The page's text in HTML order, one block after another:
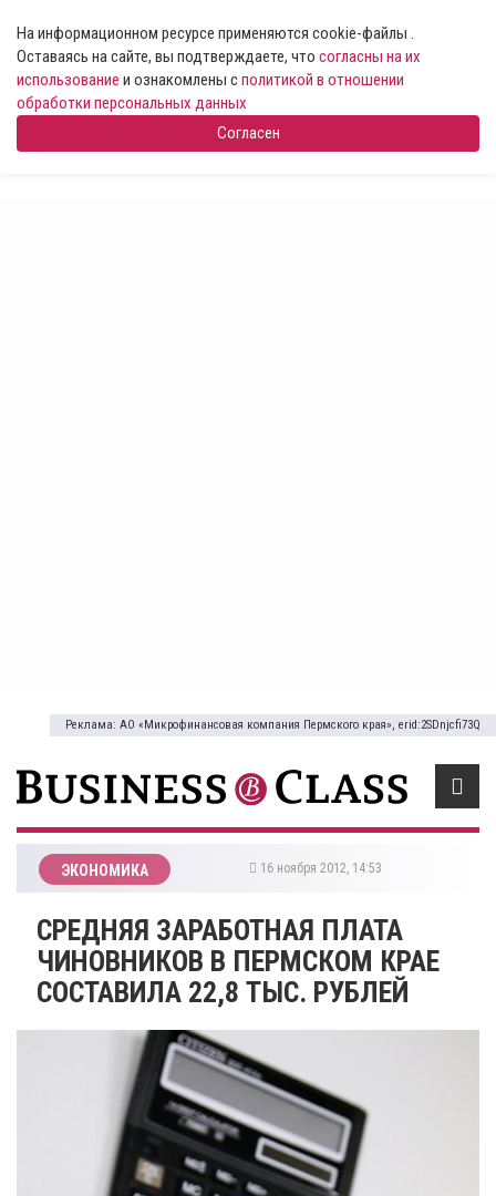
На информационном ресурсе применяются cookie-файлы .
Оставаясь на сайте, вы подтверждаете, что согласны на их
использование и ознакомлены сполитикой в отношении
обработки персональных данных
Согласен
Реклама: АО «Микрофинансовая компания Пермского края», erid:2SDnjcfi73Q
ЭКОНОМИКА 16 ноября 2012, 14:53
СРЕДНЯЯ ЗАРАБОТНАЯ ПЛАТА
ЧИНОВНИКОВ В ПЕРМСКОМ КРАЕ
СОСТАВИЛА 22,8 ТЫС. РУБЛЕЙ